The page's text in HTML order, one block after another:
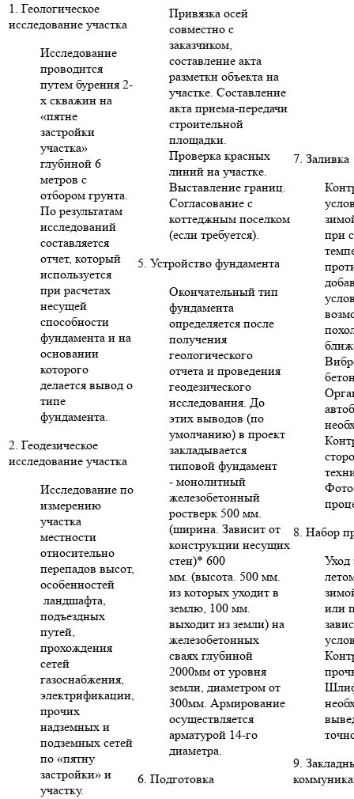
1. Геологическое
исследование участка
Исследование
проводится
путем бурения 2-
х скважин на
«пятне
застройки
участка»
глубиной 6
метров с
отбором грунта.
По результатам
исследований
составляется
отчет, который
используется
при расчетах
несущей
способности
фундамента и на
основании
которого
делается вывод о
типе
фундамента.
2. Геодезическое
исследование участка
Исследование по
измерению
участка
местности
относительно
перепадов высот,
особенностей
ландшафта,
подъездных
путей,
прохождения
сетей
газоснабжения,
электрификации,
прочих
надземных и
подземных сетей
по «пятну
застройки» и
участку.
Привязка осей
совместно с
заказчиком,
составление акта
разметки объекта на
участке. Составление
акта приема-передачи
строительной
площадки.
Проверка красных
линий на участке.
Выставление границ.
Согласование с
коттеджным поселком
(если требуется).
5. Устройство фундамента
Окончательный тип
фундамента
определяется после
получения
геологического
отчета и проведения
геодезического
исследования. До
этих выводов (по
умолчанию) в проект
закладывается
типовой фундамент
- монолитный
железобетонный
ростверк 500 мм.
(ширина. Зависит от
конструкции несущих
стен)* 600
мм. (высота. 500 мм.
из которых уходит в
землю, 100 мм.
выходит из земли) на
железобетонных
сваях глубиной
2000мм от уровня
земли, диаметром от
300мм. Армирование
осуществляется
арматурой 14-го
диаметра.
6. Подготовка
7. Заливка
при
8. Набор
Уход
или
9.